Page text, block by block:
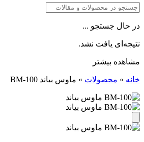
در حال جستجو ...
نتیجه‌ای یافت نشد.
مشاهده بیشتر
خانه » محصولات » ماوس بیاند BM-100